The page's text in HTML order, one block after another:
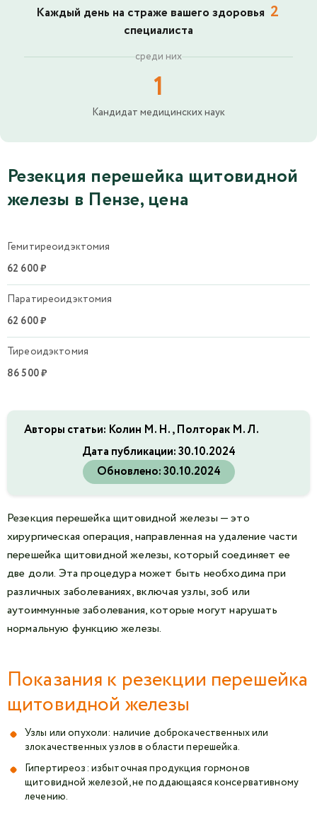
Каждый день на страже вашего здоровья 2
специалиста
среди них
1
Кандидат медицинских наук
Резекция перешейка щитовидной
железы в Пензе, цена
Гемитиреоидэктомия
62 600 ₽
Паратиреоидэктомия
62 600 ₽
Тиреоидэктомия
86 500 ₽
Авторы статьи: Колин М. Н., Полторак М. Л.
Дата публикации:30.10.2024
Обновлено:30.10.2024
Резекция перешейка щитовидной железы — это
хирургическая операция, направленная на удаление части
перешейка щитовидной железы, который соединяет ее
две доли. Эта процедура может быть необходима при
различных заболеваниях, включая узлы, зоб или
аутоиммунные заболевания, которые могут нарушать
нормальную функцию железы.
Показания к резекции перешейка
щитовидной железы
Узлы или опухоли: наличие доброкачественных или
злокачественных узлов в области перешейка.
Гипертиреоз: избыточная продукция гормонов
щитовидной железой, не поддающаяся консервативному
лечению.